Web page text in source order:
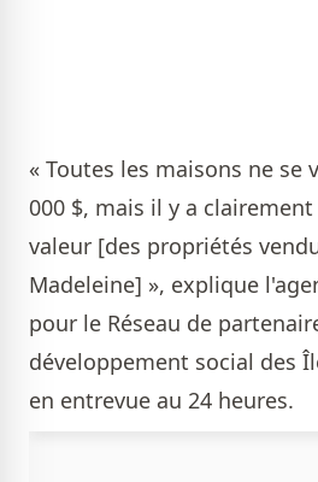
« Toutes les maisons ne se
000 $, mais il y a
valeur [des propriétés
Madeleine] », explique
pour le Réseau de
développement social des
en entrevue au 24 heures.